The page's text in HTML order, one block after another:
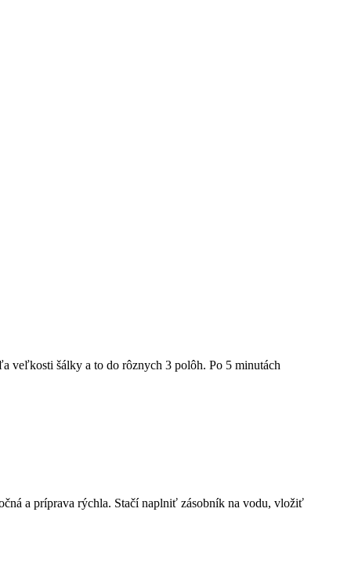
veľkosti šálky a to do rôznych 3 polôh. Po 5 minutách
a príprava rýchla. Stačí naplniť zásobník na vodu, vložiť